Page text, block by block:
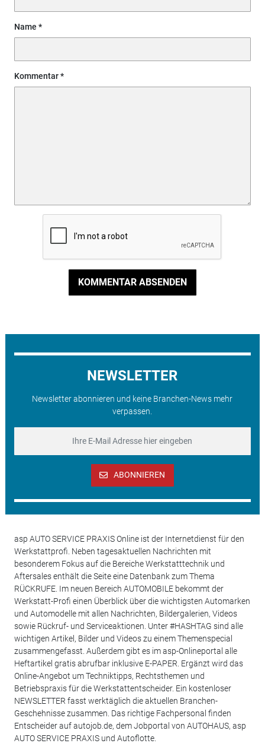
Name
Kommentar
KOMMENTAR ABSENDEN
NEWSLETTER
Newsletter abonnieren und keine Branchen-News mehr
verpassen.
ABONNIEREN
asp AUTO SERVICE PRAXIS Online ist der Internetdienst für den
Werkstattprofi. Neben tagesaktuellen Nachrichten mit
besonderem Fokus auf die Bereiche Werkstatttechnik und
Aftersales enthält die Seite eine Datenbank zum Thema
RÜCKRUFE. Im neuen Bereich AUTOMOBILE bekommt der
Werkstatt-Profi einen Überblick über die wichtigsten Automarken
und Automodelle mit allen Nachrichten, Bildergalerien, Videos
sowie Rückruf- und Serviceaktionen. Unter #HASHTAG sind alle
wichtigen Artikel, Bilder und Videos zu einem Themenspecial
zusammengefasst. Außerdem gibt es im asp-Onlineportal alle
Heftartikel gratis abrufbar inklusive E-PAPER. Ergänzt wird das
Online-Angebot um Techniktipps, Rechtsthemen und
Betriebspraxis für die Werkstattentscheider. Ein kostenloser
NEWSLETTER fasst werktäglich die aktuellen Branchen-
Geschehnisse zusammen. Das richtige Fachpersonal finden
Entscheider auf autojob.de, dem Jobportal von AUTOHAUS, asp
AUTO SERVICE PRAXIS und Autoflotte.